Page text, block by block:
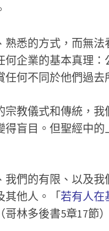
悉的方式，而無
企業的基本真理
何不同於他們過去
教儀式和傳統，
盲目。但聖經中
們的有限、以及
其他人。「若有人在
哥林多後書5章17節